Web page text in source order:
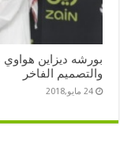
بورشه ديزاين هواوي
والتصميم الفاخر
24 مايو,2018